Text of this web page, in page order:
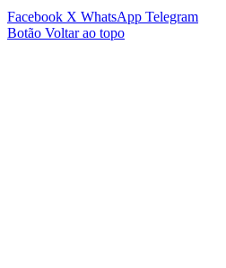
Facebook X WhatsApp Telegram
Botão Voltar ao topo